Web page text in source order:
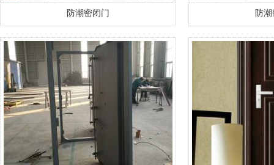
防潮密闭门 防